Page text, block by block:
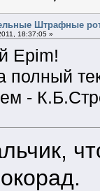
Штрафные
18:37:05 »
Epim!
полный
-